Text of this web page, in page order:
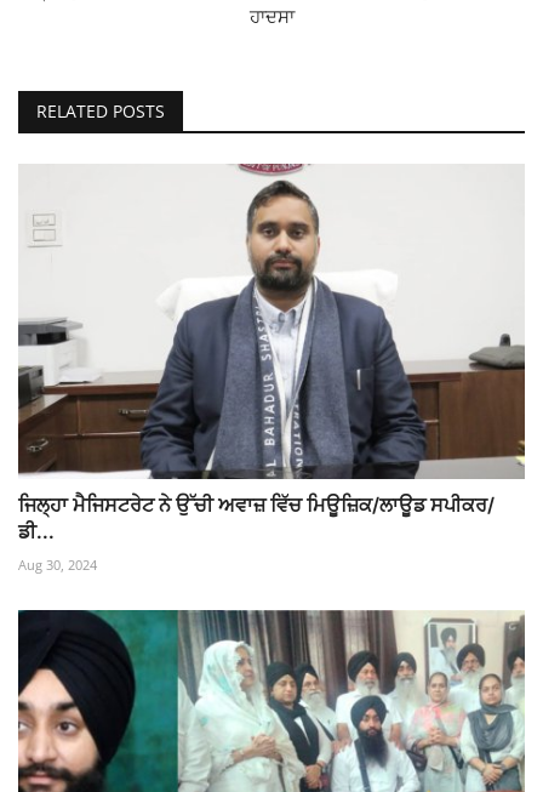
ਹਾਦਸਾ
RELATED POSTS
ਜਿਲ੍ਹਾ ਮੈਜਿਸਟਰੇਟ ਨੇ ਉੱਚੀ ਅਵਾਜ਼ ਵਿੱਚ ਮਿਊਜ਼ਿਕ/ਲਾਊਡ ਸਪੀਕਰ/
ਡੀ...
Aug 30, 2024